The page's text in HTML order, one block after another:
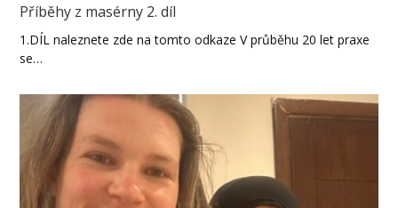
Příběhy z masérny 2. díl
1.DÍL naleznete zde na tomto odkaze V průběhu 20 let praxe
se…